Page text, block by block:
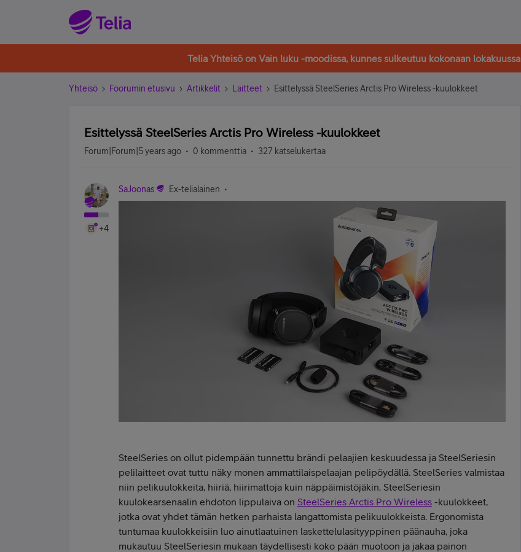
Telia Yhteisö on Vain luku -moodissa, kunnes sulkeutuu kokonaan lokakuussa
Yhteisö Foorumin etusivu Artikkelit Laitteet Esittelyssä SteelSeries Arctis Pro Wireless -kuulokkeet
Esittelyssä SteelSeries Arctis Pro Wireless -kuulokkeet
Forum|Forum|5 years ago 0 kommenttia 327 katselukertaa
+4
SaJoonas Ex-telialainen
SteelSeries on ollut pidempään tunnettu brändi pelaajien keskuudessa ja SteelSeriesin
pelilaitteet ovat tuttu näky monen ammattilaispelaajan pelipöydällä. SteelSeries valmistaa
niin pelikuulokkeita, hiiriä, hiirimattoja kuin näppäimistöjäkin. SteelSeriesin
kuulokearsenaalin ehdoton lippulaiva on SteelSeries Arctis Pro Wireless -kuulokkeet,
jotka ovat yhdet tämän hetken parhaista langattomista pelikuulokkeista. Ergonomista
tuntumaa kuulokkeisiin luo ainutlaatuinen laskettelulasityyppinen päänauha, joka
mukautuu SteelSeriesin mukaan täydellisesti koko pään muotoon ja jakaa painon